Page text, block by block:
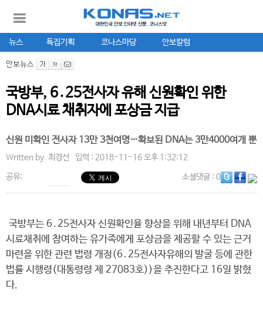
뉴스 특집기획 코나스마당 안보칼럼
안보뉴스
국방부, 6․25전사자 유해 신원확인 위한
DNA시료 채취자에 포상금 지급
신원 미확인 전사자 13만 3천여명…확보된 DNA는 3만4000여개 뿐
Written by. 최경선 입력 : 2018-11-16 오후 1:32:12
공유: 소셜댓글: 0
국방부는 6․25전사자 신원확인율 향상을 위해 내년부터 DNA
시료채취에 참여하는 유가족에게 포상금을 제공할 수 있는 근거
마련을 위한 관련 법령 개정(6․25전사자유해의 발굴 등에 관한
법률 시행령(대통령령 제 27083호))을 추진한다고 16일 밝혔
다.